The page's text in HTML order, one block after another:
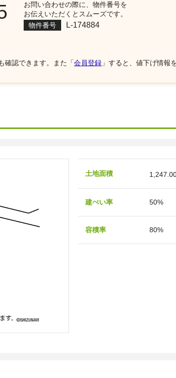
確認できます。また「会員登録 」すると、値下げ情報
お問い合わせの際に、物件番号を
お伝えいただくとスムーズです。
物件番号
L-174884
土地面積
建ぺい率 50%
容積率 80%